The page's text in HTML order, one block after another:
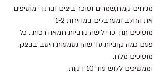
מניחים קמח,שמרים וסוכר ביצים וברנדי מוסיפים
את החלב ומערבלים במהירות 1-2
מוסיפים תוך כדי לישה קוביות חמאה רכות . כל
פעם כמה קוביות עד שהן נטמעות היטב בבצק.
מוסיפים מלח.
וממשיכים ללוש עוד 10 דקות.